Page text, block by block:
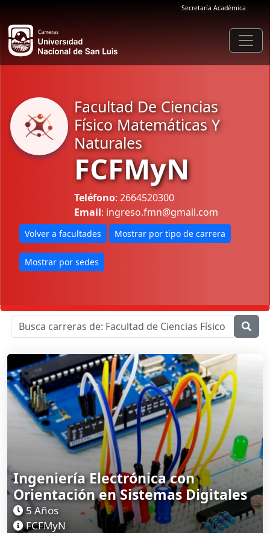
Secretaría Académica
Facultad De Ciencias
Físico Matemáticas Y
Naturales
FCFMyN
Teléfono: 2664520300
Email: ingreso.fmn@gmail.com
Volver a facultades Mostrar por tipo de carrera
Mostrar por sedes
Ingeniería Electrónica con
Orientación en Sistemas Digitales
5 Años
FCFMyN